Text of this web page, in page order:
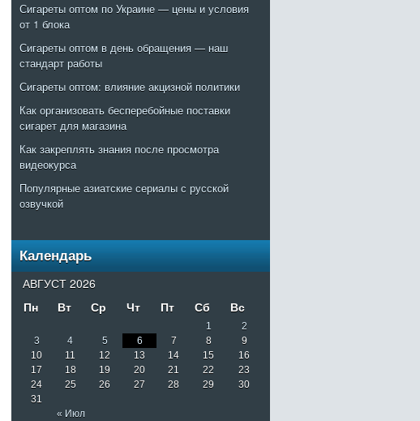
Сигареты оптом по Украине — цены и условия
от 1 блока
Сигареты оптом в день обращения — наш
стандарт работы
Сигареты оптом: влияние акцизной политики
Как организовать бесперебойные поставки
сигарет для магазина
Как закреплять знания после просмотра
видеокурса
Популярные азиатские сериалы с русской
озвучкой
Календарь
АВГУСТ 2026
Пн
Вт Ср Чт Пт Сб Вс
« Июл
1
2
3
4 5 6 7 8
9
10
11 12 13 14 15
16
17
18 19 20 21 22
23
24
25 26 27 28 29
30
31